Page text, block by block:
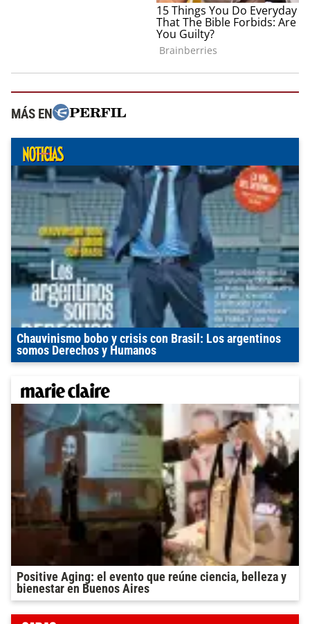
MÁS EN
Chauvinismo bobo y crisis con Brasil: Los argentinos
somos Derechos y Humanos
Positive Aging: el evento que reúne ciencia, belleza y
bienestar en Buenos Aires